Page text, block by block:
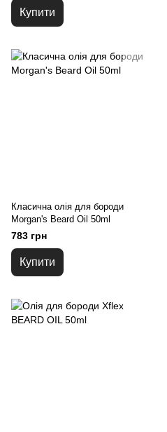
Купити
Класична олія для бороди
Morgan's Beard Oil 50ml
783 грн
Купити